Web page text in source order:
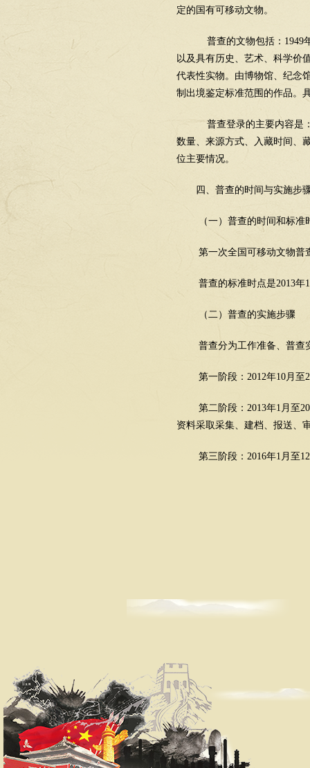
定的国有可移动文物。
普查的文物包括： 1949
以及具有历史、艺术、科学价
代表性实物。由博物馆、纪念
制出境鉴定标准范围的作品。
普查登录的主要内容是
数量、来源方式、入藏时间、
位主要情况。
四、普查的时间与实施步
（一）普查的时间和标准
第一次全国可移动文物普
普查的标准时点是2013年
（二）普查的实施步骤
普查分为工作准备、普查
第一阶段： 2012年10月至
第二阶段： 2013年1 月至
资料采取采集、建档、报送、
第三阶段： 2016年1 月至 12